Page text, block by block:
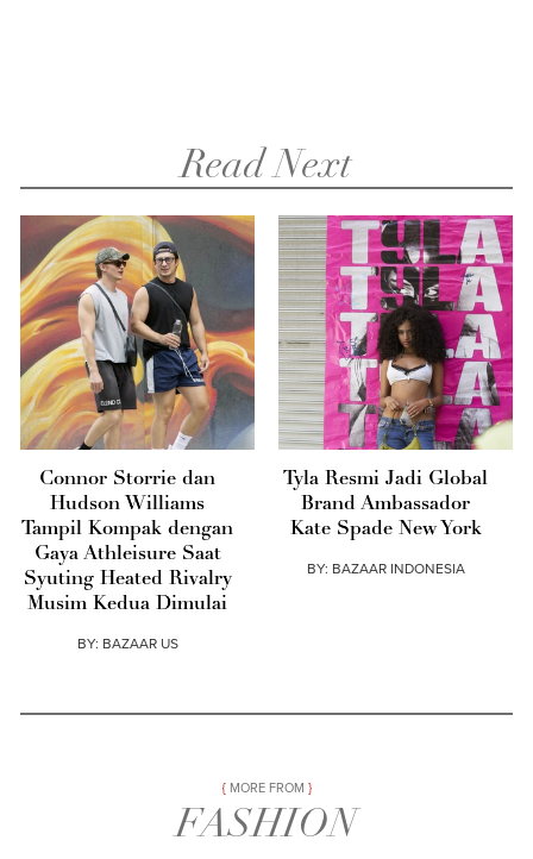
Read Next
Connor Storrie dan
Hudson Williams
Tampil Kompak dengan
Gaya Athleisure Saat
Syuting Heated Rivalry
Musim Kedua Dimulai
BY: BAZAAR US
Tyla Resmi Jadi Global
Brand Ambassador
Kate Spade New York
BY: BAZAAR INDONESIA
MORE FROM
FASHION